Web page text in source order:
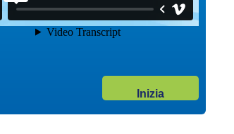
Inizia
Guarda il video
04/10/2017
Adozione
Dott. Maurizio Albano